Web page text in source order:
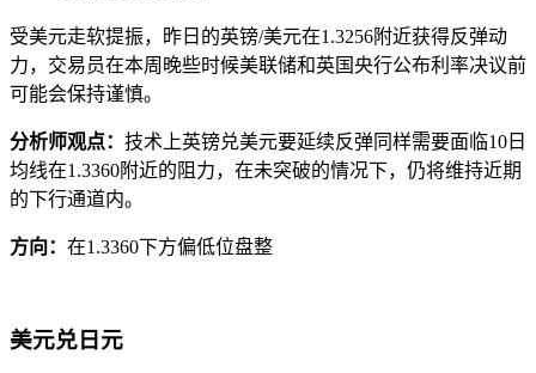
受美元走软提振，昨日的英镑/美元在1.3256附近获得反弹动
力，交易员在本周晚些时候美联储和英国央行公布利率决议前
可能会保持谨慎。
分析师观点： 技术上英镑兑美元要延续反弹同样需要面临10日
均线在1.3360附近的阻力，在未突破的情况下，仍将维持近期
的下行通道内。
方向： 在1.3360下方偏低位盘整
美元兑日元